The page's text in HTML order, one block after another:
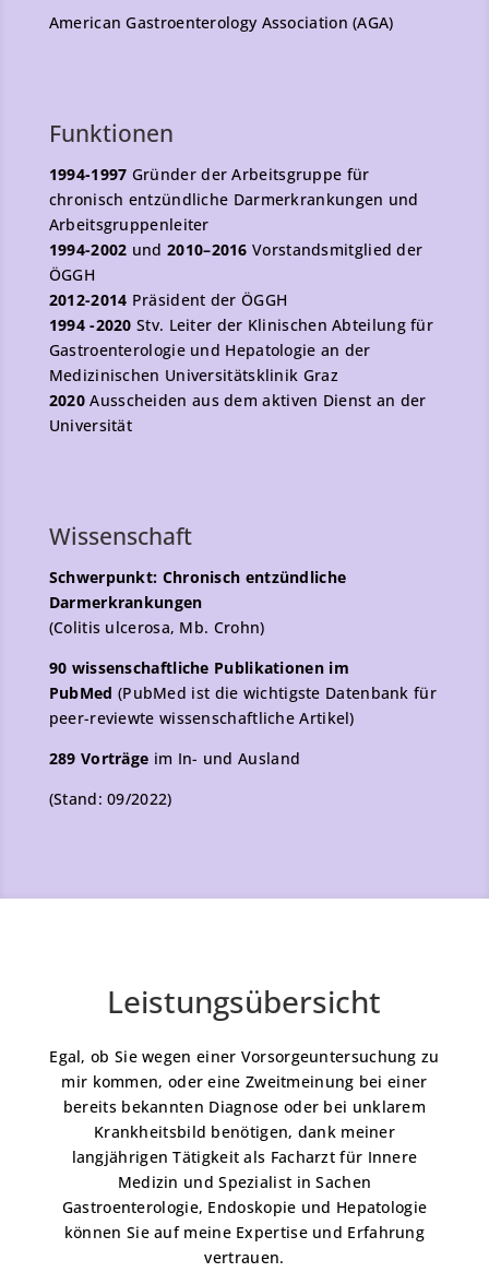
American Gastroenterology Association (AGA)
Funktionen
1994-1997 Gründer der Arbeitsgruppe für
chronisch entzündliche Darmerkrankungen und
Arbeitsgruppenleiter
1994-2002 und 2010–2016 Vorstandsmitglied der
ÖGGH
2012-2014 Präsident der ÖGGH
1994 -2020 Stv. Leiter der Klinischen Abteilung für
Gastroenterologie und Hepatologie an der
Medizinischen Universitätsklinik Graz
2020 Ausscheiden aus dem aktiven Dienst an der
Universität
Wissenschaft
Schwerpunkt: Chronisch entzündliche
Darmerkrankungen
(Colitis ulcerosa, Mb. Crohn)
90 wissenschaftliche Publikationen im
PubMed (PubMed ist die wichtigste Datenbank für
peer-reviewte wissenschaftliche Artikel)
289 Vorträge im In- und Ausland
(Stand: 09/2022)
Leistungsübersicht
Egal, ob Sie wegen einer Vorsorgeuntersuchung zu
mir kommen, oder eine Zweitmeinung bei einer
bereits bekannten Diagnose oder bei unklarem
Krankheitsbild benötigen, dank meiner
langjährigen Tätigkeit als Facharzt für Innere
Medizin und Spezialist in Sachen
Gastroenterologie, Endoskopie und Hepatologie
können Sie auf meine Expertise und Erfahrung
vertrauen.